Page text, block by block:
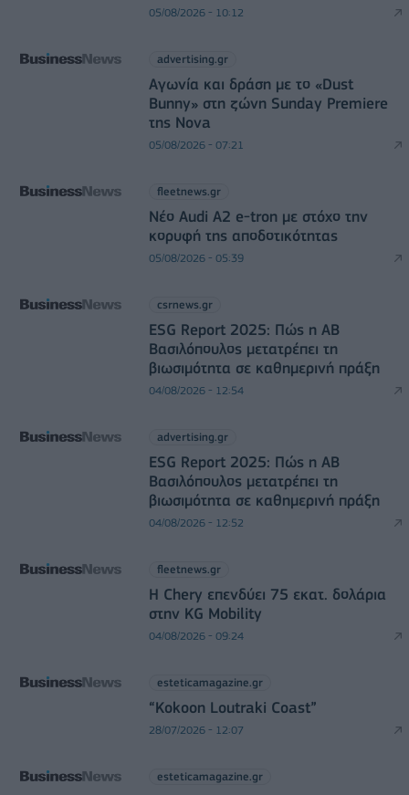
05/08/2026 - 10:12
advertising.gr
Αγωνία και δράση με το «Dust
Bunny» στη ζώνη Sunday Premiere
της Nova
05/08/2026 - 07:21
fleetnews.gr
Νέο Audi A2 e-tron με στόχο την
κορυφή της αποδοτικότητας
05/08/2026 - 05:39
csrnews.gr
ESG Report 2025: Πώς η ΑΒ
Βασιλόπουλος μετατρέπει τη
βιωσιμότητα σε καθημερινή πράξη
04/08/2026 - 12:54
advertising.gr
ESG Report 2025: Πώς η ΑΒ
Βασιλόπουλος μετατρέπει τη
βιωσιμότητα σε καθημερινή πράξη
04/08/2026 - 12:52
fleetnews.gr
Η Chery επενδύει 75 εκατ. δολάρια
στην KG Mobility
04/08/2026 - 09:24
esteticamagazine.gr
“Kokoon Loutraki Coast”
28/07/2026 - 12:07
esteticamagazine.gr